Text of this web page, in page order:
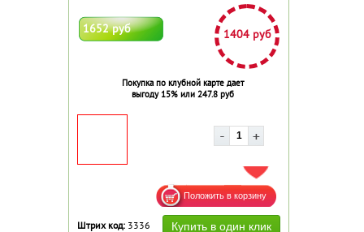
1652 руб 1404 руб
Покупка по клубной карте дает
выгоду 15% или 247.8 руб
ДОБАВИТЬ В ИЗБРАННОЕ
Штрих код: 3336